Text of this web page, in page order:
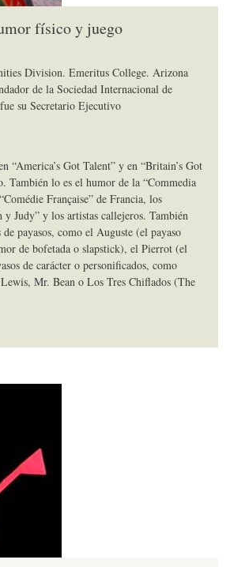
físico y juego
Division. Emeritus College. Arizona
de la Sociedad Internacional de
su Secretario Ejecutivo
“America’s Got Talent” y en “Britain’s Got
También lo es el humor de la “Commedia
Française” de Francia, los
y Judy” y los artistas callejeros. También
payasos, como el Auguste (el payaso
de bofetada o slapstick), el Pierrot (el
de carácter o personificados, como
Mr. Bean o Los Tres Chiflados (The